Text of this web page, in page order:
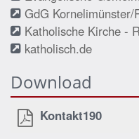
GdG Kornelimünster/
Katholische Kirche -
katholisch.de
Download
Kontakt190